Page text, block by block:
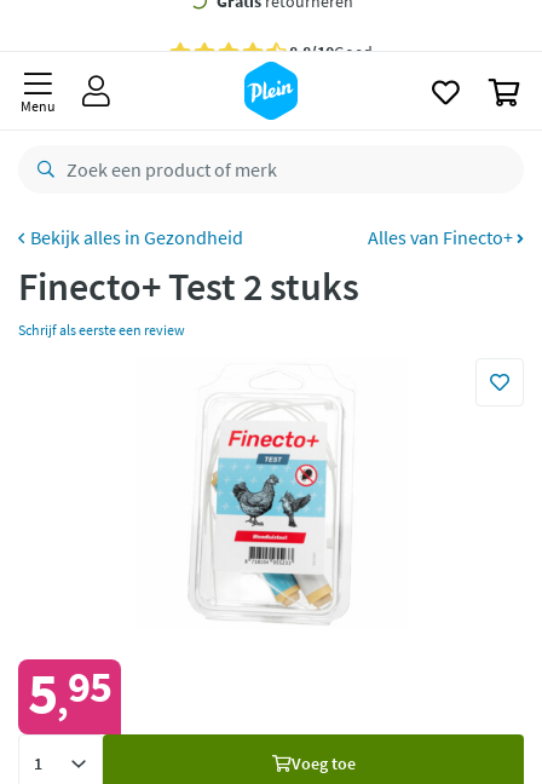
besteld,
retourneren
CO2 neutraal
Betaal met Klarna
Menu
Gezondheid Alles van Finecto+
Finecto+ Test 2 stuks
Schrijf als eerste een review
5,95
Voeg toe